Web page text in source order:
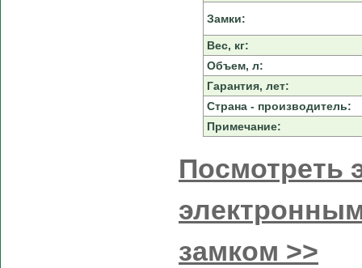
Замки:
Вес, кг:
Объем, л:
Гарантия, лет:
Страна - производитель:
Примечание:
Посмотреть
замком >>